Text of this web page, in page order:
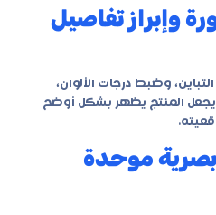
وإبراز تفاصيل
وضبط درجات الألوان،
يجعل المنتج يظهر بشكل أوضح
موحدة